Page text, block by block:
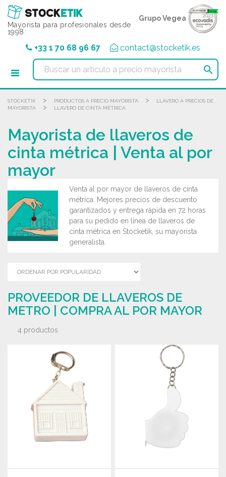
Mayorista para profesionales desde
1998
Grupo Vegea
+33 1 70 68 96 67 contact@stocketik.es

STOCKETIK > PRODUCTOS A PRECIO MAYORISTA >
LLAVERO A PRECIOS DE
MAYORISTA
> LLAVERO DE CINTA MÉTRICA
Mayorista de llaveros de
cinta métrica | Venta al por
mayor
Venta al por mayor de llaveros de cinta
métrica. Mejores precios de descuento
garantizados y entrega rápida en 72 horas
para su pedido en línea de llaveros de
cinta métrica en Stocketik, su mayorista
generalista.
PROVEEDOR DE LLAVEROS DE
METRO | COMPRA AL POR MAYOR
4 productos
Panel de gestión de cookies